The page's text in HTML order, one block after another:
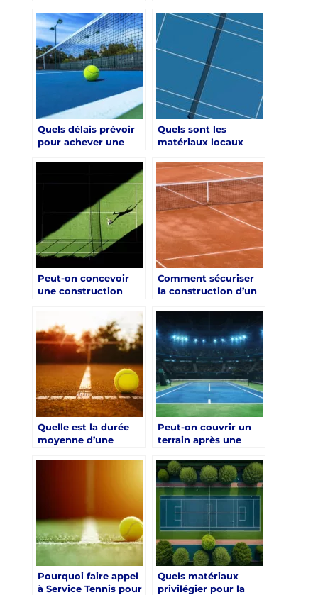
construction court
de tennis à Chartres
?
nécessite un permis
de construire ?
Quels délais prévoir
pour achever une
Quels sont les
matériaux locaux
Chartres ?
Peut-on concevoir
une construction
écoresponsable pour
les resorts ?
Comment sécuriser
la construction d’un
vacances à Chartres
?
Quelle est la durée
moyenne d’une
Peut-on couvrir un
terrain après une
de tennis Chartres
Pourquoi faire appel
à Service Tennis pour
Quels matériaux
privilégier pour la